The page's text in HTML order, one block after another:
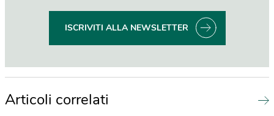
ISCRIVITI ALLA NEWSLETTER
Articoli correlati